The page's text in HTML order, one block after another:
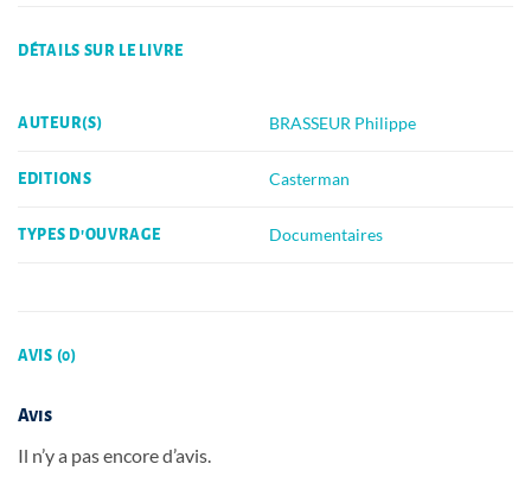
DÉTAILS SUR LE LIVRE
AUTEUR(S) BRASSEUR Philippe
EDITIONS Casterman
TYPES D'OUVRAGE Documentaires
AVIS (0)
Avis
Il n’y a pas encore d’avis.